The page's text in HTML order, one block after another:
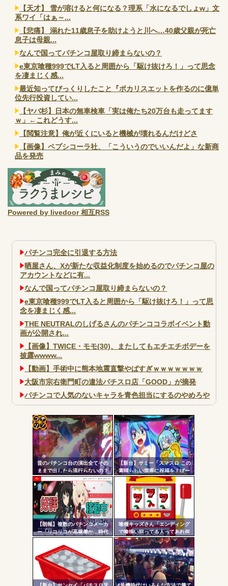
【天才】 雪が溶けると何になる？理系「水になるでしょw」文
系ワイ「はぁ～...
【悲痛】 溺れた11歳息子を助けようと川へ…40歳父親が死亡
息子は母親...
なんで国ってパチンコ屋取り締まらないの？
e東京喰種999でLT入ると周囲から「駆け抜けろ！」って思念
を凄まじく感...
最近知ってびっくりしたこと『ポカリスエットを作るのに億単
位先行投資してい...
【ヤバ杉】日本の無車検車「実は俺たち20万台も走ってます
ｗ」←これどうす...
【閲覧注意】俺が近くにいると機械が壊れるんだけどさ
【画像】ペプシコーラ社、「こういうのでいいんだよ」な新商
品を発売
Powered by livedoor 相互RSS
パチンコ完全に引退する方法
晒屋さん、Xが新たな収益化制度を始めるのでパチンコ屋の
アカウントなどに有...
なんで国ってパチンコ屋取り締まらないの？
e東京喰種999でLT入ると周囲から「駆け抜けろ！」って思
念を凄まじく感...
THE NEUTRALのしげるさんのパチンココラボイベント動
画が公開され...
【画像】TWICE・モモ(30)、またしてもエチエチボデーを
披露wwww...
【動画】手術中に熊本地震直撃やばすぎｗｗｗｗｗｗｗ
大阪市宗右衛門町の違法パチスロ店「GOOD」が摘発
パチンコで人気のないキャラを青色担当にするのやめろや
「今までありがとう」と...
無職のパチンコカス(22)なんやが、ワイの人生どれくらい
ヤバいか教えて？...
AngelBeats!とかいうクソアニメの思い出ｗｗｗ
Powered by livedoor 相互RSS
昔のパチンコ台の演出全てその
ままで出したら流行らないの？
【新台】サミー「スマスロ この
素晴らしい世界に祝福を！ぱー
と2」筐体画像が公開される！こ
のすば10周年イベントの会場に
展示されているらしいぞ！！！
【朗報】複数のパチンコメーカ
ー「リコリコが高稼働か…時代
はライトミドルだ！」
喰種キッズさん「エンディング
で喰揃い狙ってる人ってあれ何
の意味があるの？」
コテ
リン
- 固
定リ
ンク
自動
更新
ツー